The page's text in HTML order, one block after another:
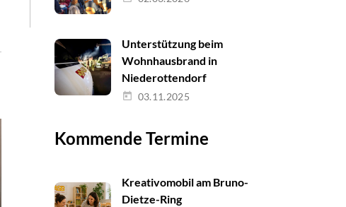
Unterstützung beim
Wohnhausbrand in
Niederottendorf
03.11.2025
Kommende Termine
Kreativomobil am Bruno-
Dietze-Ring